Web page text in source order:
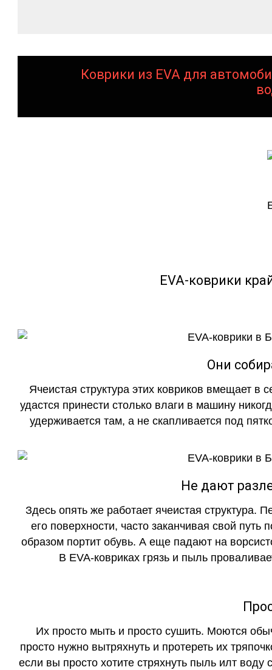
Коврики из EVA для
EVA-коврики
Они
Ячеистая структура этих ковриков вмещает в
удастся принести столько влаги в машину
удерживается там, а не скапливается под
Не дают
Здесь опять же работает ячеистая структура.
его поверхности, часто заканчивая свой
образом портит обувь. А еще падают на
В EVA-ковриках грязь и пыль
Их просто мыть и просто сушить. Моются
просто нужно вытряхнуть и протереть их
если вы просто хотите стряхнуть пыль илт воду